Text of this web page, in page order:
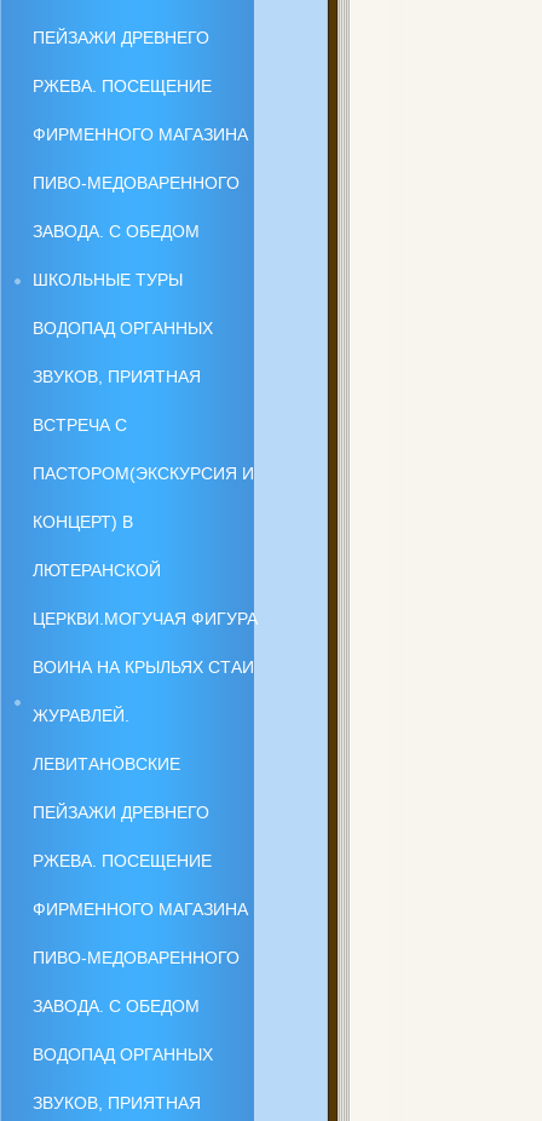
ПЕЙЗАЖИ ДРЕВНЕГО
РЖЕВА. ПОСЕЩЕНИЕ
ФИРМЕННОГО МАГАЗИНА
ПИВО-МЕДОВАРЕННОГО
ЗАВОДА. С ОБЕДОМ
ШКОЛЬНЫЕ ТУРЫ
ВОДОПАД ОРГАННЫХ
ЗВУКОВ, ПРИЯТНАЯ
ВСТРЕЧА С
ПАСТОРОМ(ЭКСКУРСИЯ И
КОНЦЕРТ) В
ЛЮТЕРАНСКОЙ
ЦЕРКВИ.МОГУЧАЯ ФИГУРА
ВОИНА НА КРЫЛЬЯХ СТАИ
ЖУРАВЛЕЙ.
ЛЕВИТАНОВСКИЕ
ПЕЙЗАЖИ ДРЕВНЕГО
РЖЕВА. ПОСЕЩЕНИЕ
ФИРМЕННОГО МАГАЗИНА
ПИВО-МЕДОВАРЕННОГО
ЗАВОДА. С ОБЕДОМ
ВОДОПАД ОРГАННЫХ
ЗВУКОВ, ПРИЯТНАЯ